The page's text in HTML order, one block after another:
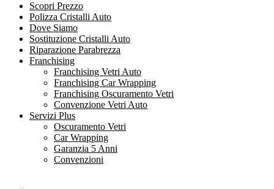
Scopri Prezzo
Polizza Cristalli Auto
Dove Siamo
Sostituzione Cristalli Auto
Riparazione Parabrezza
Franchising
Franchising Vetri Auto
Franchising Car Wrapping
Franchising Oscuramento Vetri
Convenzione Vetri Auto
Servizi Plus
Oscuramento Vetri
Car Wrapping
Garanzia 5 Anni
Convenzioni